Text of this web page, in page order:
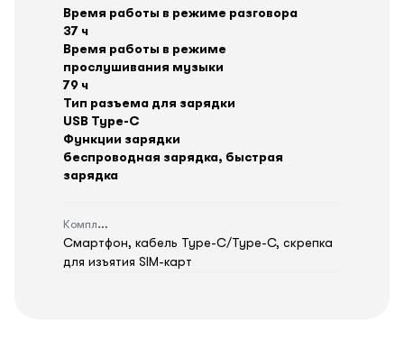
Время работы в режиме разговора
37 ч
Время работы в режиме
прослушивания музыки
79 ч
Тип разъема для зарядки
USB Type-C
Функции зарядки
беспроводная зарядка, быстрая
зарядка
Комплектация
Смартфон, кабель Type-C/Type-C, скрепка
для изъятия SIM-карт